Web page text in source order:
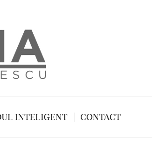
INTELIGENT CONTACT